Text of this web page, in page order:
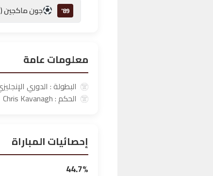
89' جون ماكجين
معلومات عامة
البطولة : الدوري
الحكم : Chris Kavanagh
إحصائيات المباراة
44.7%